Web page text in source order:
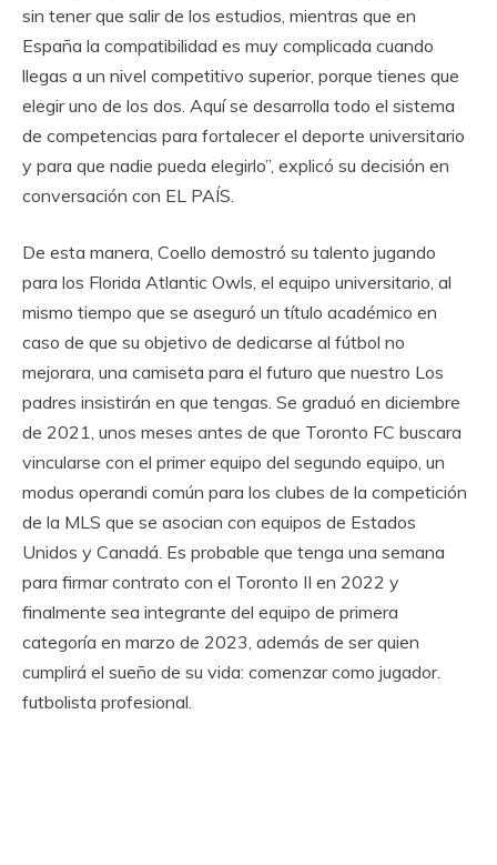
sin tener que salir de los estudios, mientras que en
España la compatibilidad es muy complicada cuando
llegas a un nivel competitivo superior, porque tienes que
elegir uno de los dos. Aquí se desarrolla todo el sistema
de competencias para fortalecer el deporte universitario
y para que nadie pueda elegirlo”, explicó su decisión en
conversación con EL PAÍS.
De esta manera, Coello demostró su talento jugando
para los Florida Atlantic Owls, el equipo universitario, al
mismo tiempo que se aseguró un título académico en
caso de que su objetivo de dedicarse al fútbol no
mejorara, una camiseta para el futuro que nuestro Los
padres insistirán en que tengas. Se graduó en diciembre
de 2021, unos meses antes de que Toronto FC buscara
vincularse con el primer equipo del segundo equipo, un
modus operandi común para los clubes de la competición
de la MLS que se asocian con equipos de Estados
Unidos y Canadá. Es probable que tenga una semana
para firmar contrato con el Toronto II en 2022 y
finalmente sea integrante del equipo de primera
categoría en marzo de 2023, además de ser quien
cumplirá el sueño de su vida: comenzar como jugador.
futbolista profesional.